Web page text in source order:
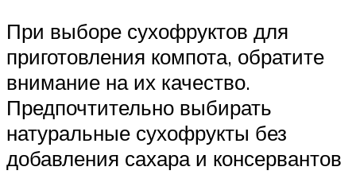
При выборе сухофруктов для
приготовления компота, обратите
внимание на их качество.
Предпочтительно выбирать
натуральные сухофрукты без
добавления сахара и консервантов